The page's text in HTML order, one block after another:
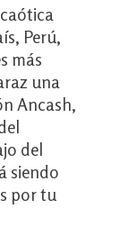
Perú,
más
una
Ancash,
del
siendo
por tu